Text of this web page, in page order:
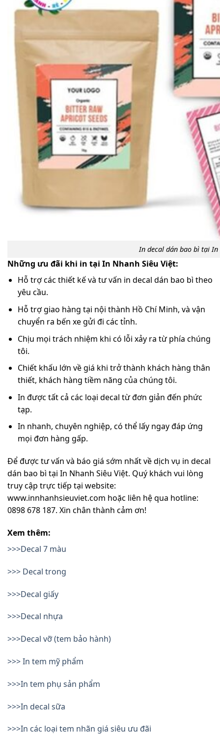
In decal dán bao bì tại In
Những ưu đãi khi in tại In Nhanh Siêu Việt:
Hỗ trợ các thiết kế và tư vấn in decal dán bao bì theo
yêu cầu.
Hỗ trợ giao hàng tại nội thành Hồ Chí Minh, và vận
chuyển ra bến xe gửi đi các tỉnh.
Chịu mọi trách nhiệm khi có lỗi xảy ra từ phía chúng
tôi.
Chiết khấu lớn về giá khi trở thành khách hàng thân
thiết, khách hàng tiềm năng của chúng tôi.
In được tất cả các loại decal từ đơn giản đến phức
tạp.
In nhanh, chuyên nghiệp, có thể lấy ngay đáp ứng
mọi đơn hàng gấp.
Để được tư vấn và báo giá sớm nhất về dịch vụ in decal
dán bao bì tại In Nhanh Siêu Việt. Quý khách vui lòng
truy cập trực tiếp tại website:
www.innhanhsieuviet.com hoặc liên hệ qua hotline:
0898 678 187. Xin chân thành cảm ơn!
Xem thêm:
>>>Decal 7 màu
>>> Decal trong
>>>Decal giấy
>>>Decal nhựa
>>>Decal vỡ (tem bảo hành)
>>> In tem mỹ phẩm
>>>In tem phụ sản phẩm
>>>In decal sữa
>>>In các loại tem nhãn giá siêu ưu đãi